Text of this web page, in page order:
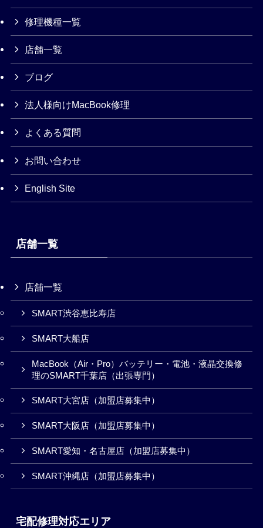
修理機種一覧
店舗一覧
ブログ
法人様向けMacBook修理
よくある質問
お問い合わせ
English Site
店舗一覧
店舗一覧
SMART渋谷恵比寿店
SMART大船店
MacBook（Air・Pro）バッテリー・電池・液晶交換修
理のSMART千葉店（出張専門）
SMART大宮店（加盟店募集中）
SMART大阪店（加盟店募集中）
SMART愛知・名古屋店（加盟店募集中）
SMART沖縄店（加盟店募集中）
宅配修理対応エリア